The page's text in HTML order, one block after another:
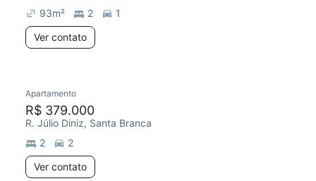
93m² 2
1
Ver contato
Chegou este mês
Apartamento
R$ 379.000
R. Júlio Diniz, Santa Branca
2
2
Ver contato